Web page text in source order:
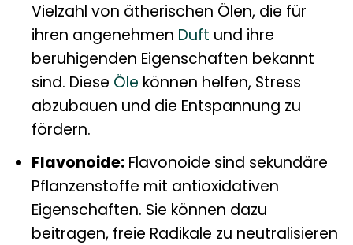
Vielzahl von ätherischen Ölen, die für
ihren angenehmen Duft und ihre
beruhigenden Eigenschaften bekannt
sind. Diese Öle können helfen, Stress
abzubauen und die Entspannung zu
fördern.
Flavonoide:Flavonoide sind sekundäre
Pflanzenstoffe mit antioxidativen
Eigenschaften. Sie können dazu
beitragen, freie Radikale zu neutralisieren